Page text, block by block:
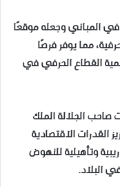
في المباني وجعله موقعًا
نطاق التدريب 25 مهنة حرفية، مما يوفر فرصًا
القطاع الحرفي في
الجلالة الملك
القدرات الاقتصادية
وتأهيلية للنهوض
البلاد.